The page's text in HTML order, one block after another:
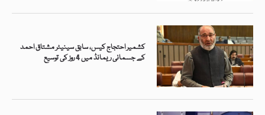
کشمیر احتجاج کیس، سابق سینیٹر مشتاق احمد
کے جسمانی ریمانڈ میں 4 روز کی توسیع